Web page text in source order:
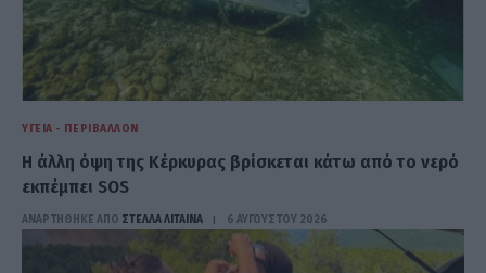
ΥΓΕΊΑ - ΠΕΡΙΒΆΛΛΟΝ
Η άλλη όψη της Κέρκυρας βρίσκεται κάτω από το νερό
εκπέμπει SOS
ΑΝΑΡΤΗΘΗΚΕ ΑΠΟ ΣΤΈΛΛΑ ΛΊΤΑΙΝΑ 6 ΑΥΓΟΎΣΤΟΥ 2026